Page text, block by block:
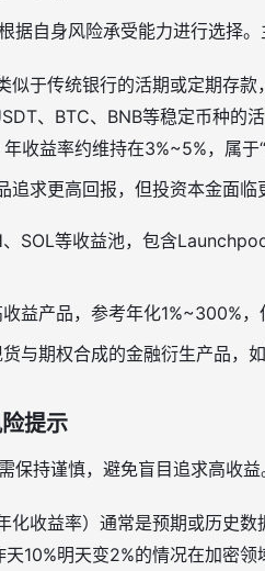
据自身风险承受能力进行选择。
似于传统银行的活期或定期存
、BTC、BNB等稳定币种的
收益率约维持在3%~5%，属于
追求更高回报，但投资本金面临
SOL等收益池，包含
益产品，参考年化1%~300%，
与期权合成的金融衍生产品，
提示
保持谨慎，避免盲目追求高收益
化收益率）通常是预期或历史
10%明天变2%的情况在加密领